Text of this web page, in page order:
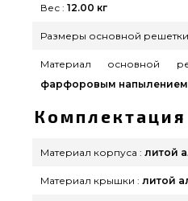
Вес : 12.00 кг
Размеры основной
Материал основной
фарфоровым напылением
Материал корпуса : литой
Материал крышки : литой